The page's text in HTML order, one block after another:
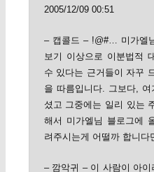
2005/12/09 00:51
– 캡콜드 – !@#… 미가엘
보기 이상으로 이분법적
수 있다는 근거들이 자꾸
을 따름입니다. 그보다,
셨고 그중에는 일리 있는
해서 미가엘님 블로그에
려주시는게 어떨까 합니다
– 깜악귀 – 이 사람이 아